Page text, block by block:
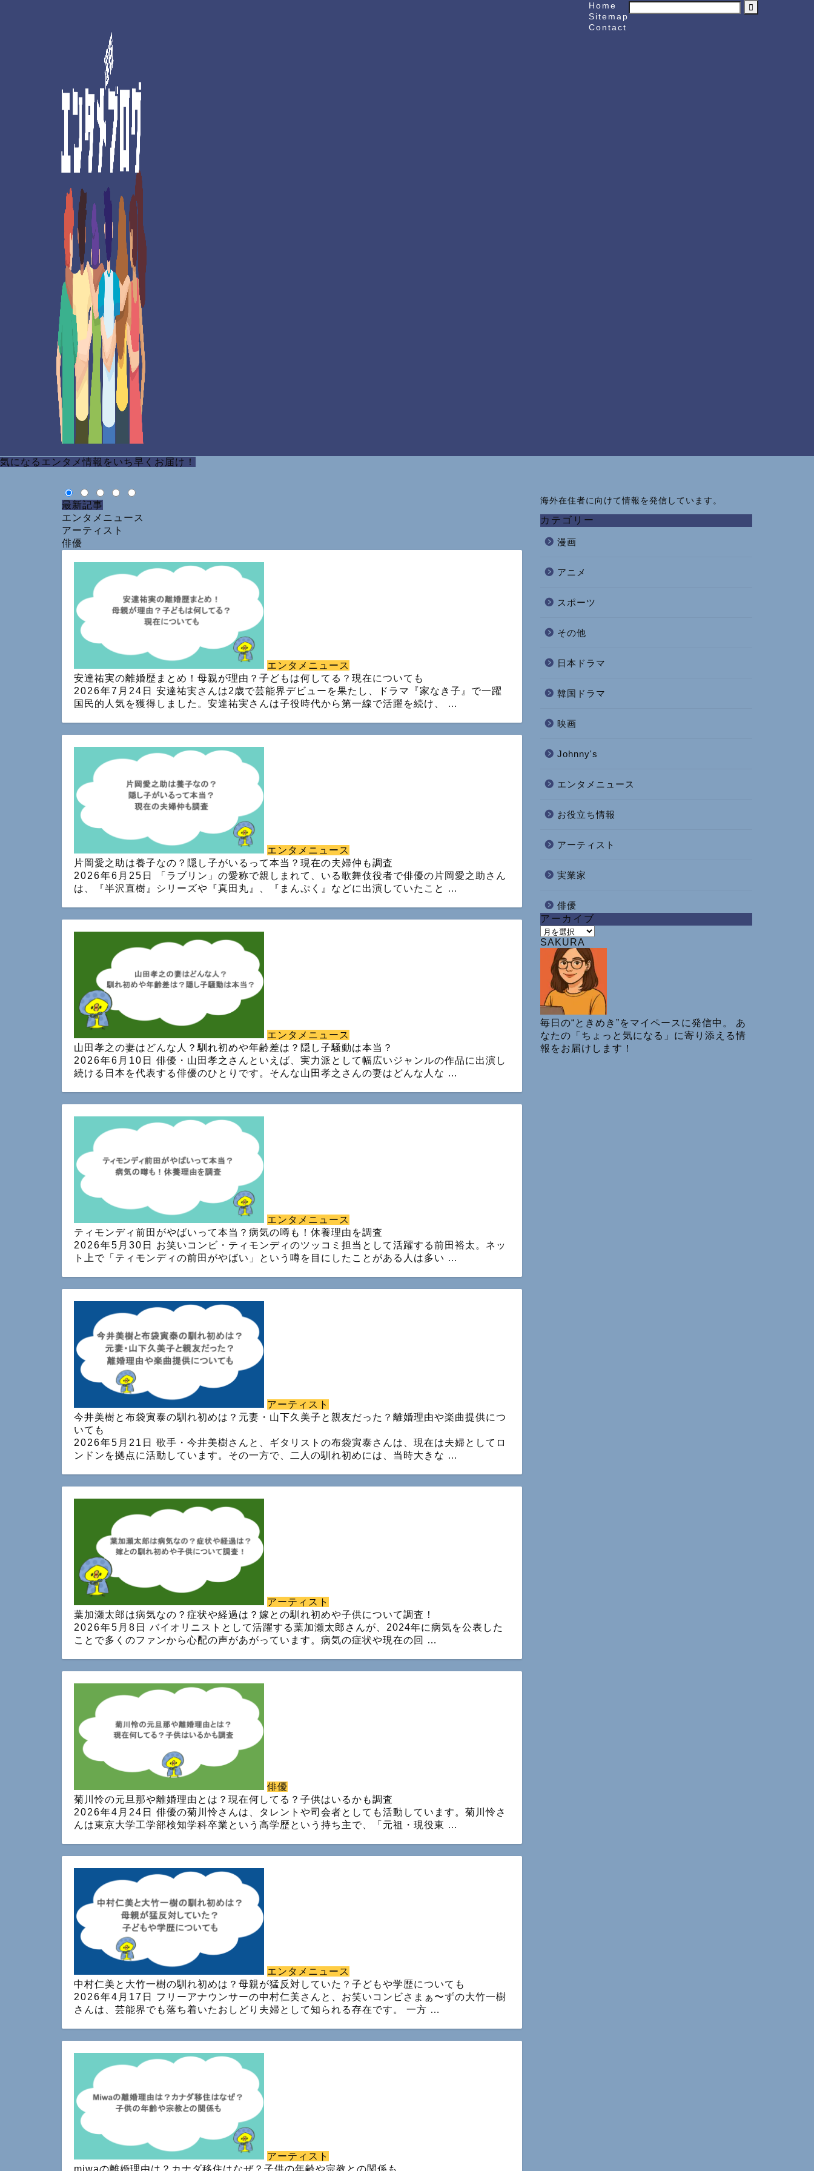
Home
Sitemap
Contact
気になるエンタメ情報をいち早くお届け！
最新記事
エンタメニュース
アーティスト
俳優
エンタメニュース
安達祐実の離婚歴まとめ！母親が理由？子どもは何してる？現在についても
2026年7月24日
安達祐実さんは2歳で芸能界デビューを果たし、ドラマ『家なき子』で一躍
国民的人気を獲得しました。安達祐実さんは子役時代から第一線で活躍を続け、 …
エンタメニュース
片岡愛之助は養子なの？隠し子がいるって本当？現在の夫婦仲も調査
2026年6月25日
「ラブリン」の愛称で親しまれて、いる歌舞伎役者で俳優の片岡愛之助さん
は、『半沢直樹』シリーズや『真田丸』、『まんぷく』などに出演していたこと …
エンタメニュース
山田孝之の妻はどんな人？馴れ初めや年齢差は？隠し子騒動は本当？
2026年6月10日
俳優・山田孝之さんといえば、実力派として幅広いジャンルの作品に出演し
続ける日本を代表する俳優のひとりです。そんな山田孝之さんの妻はどんな人な …
エンタメニュース
ティモンディ前田がやばいって本当？病気の噂も！休養理由を調査
2026年5月30日
お笑いコンビ・ティモンディのツッコミ担当として活躍する前田裕太。ネッ
ト上で「ティモンディの前田がやばい」という噂を目にしたことがある人は多い …
アーティスト
今井美樹と布袋寅泰の馴れ初めは？元妻・山下久美子と親友だった？離婚理由や楽曲提供につ
いても
2026年5月21日
歌手・今井美樹さんと、ギタリストの布袋寅泰さんは、現在は夫婦としてロ
ンドンを拠点に活動しています。その一方で、二人の馴れ初めには、当時大きな …
アーティスト
葉加瀬太郎は病気なの？症状や経過は？嫁との馴れ初めや子供について調査！
2026年5月8日
バイオリニストとして活躍する葉加瀬太郎さんが、2024年に病気を公表した
ことで多くのファンから心配の声があがっています。病気の症状や現在の回 …
俳優
菊川怜の元旦那や離婚理由とは？現在何してる？子供はいるかも調査
2026年4月24日
俳優の菊川怜さんは、タレントや司会者としても活動しています。菊川怜さ
んは東京大学工学部検知学科卒業という高学歴という持ち主で、「元祖・現役東 …
エンタメニュース
中村仁美と大竹一樹の馴れ初めは？母親が猛反対していた？子どもや学歴についても
2026年4月17日
フリーアナウンサーの中村仁美さんと、お笑いコンビさまぁ〜ずの大竹一樹
さんは、芸能界でも落ち着いたおしどり夫婦として知られる存在です。 一方 …
アーティスト
miwaの離婚理由は？カナダ移住はなぜ？子供の年齢や宗教との関係も
海外在住者に向けて情報を発信しています。
カテゴリー
漫画
アニメ
スポーツ
その他
日本ドラマ
韓国ドラマ
映画
Johnny's
エンタメニュース
お役立ち情報
アーティスト
実業家
俳優
アーカイブ
ア
ー
SAKURA
毎日の“ときめき”をマイペースに発信中。 あ
なたの「ちょっと気になる」に寄り添える情
報をお届けします！